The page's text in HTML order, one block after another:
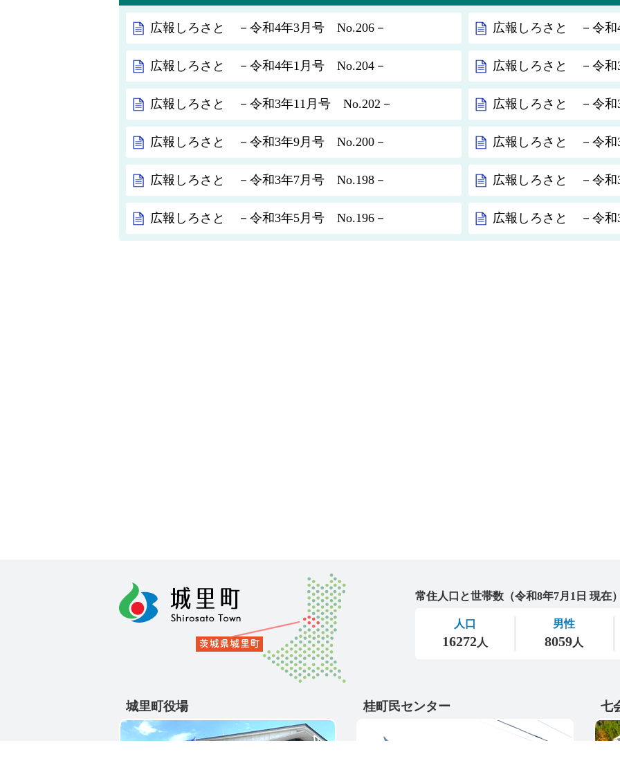
広報しろさと －令和4年3月号 No.206－ 広報しろさと －令
広報しろさと －令和4年1月号 No.204－ 広報しろさと －令
広報しろさと －令和3年11月号 No.202－ 広報しろさと －令
広報しろさと －令和3年9月号 No.200－ 広報しろさと －令
広報しろさと －令和3年7月号 No.198－ 広報しろさと －令
広報しろさと －令和3年5月号 No.196－ 広報しろさと －令
城里町役場 桂町民センター 七